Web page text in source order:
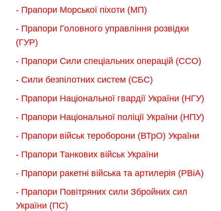
товару
- Прапори Морської піхоти (МП)
- Прапори Головного управління розвідки
(ГУР)
- Прапори Сили спеціальних операцій (ССО)
- Сили безпілотних систем (СБС)
- Прапори Національної гвардії України (НГУ)
- Прапори Національної поліції України (НПУ)
- Прапори військ тероборони (ВТрО) України
- Прапори Танкових військ України
- Прапори ракетні війська та артилерія (РВіА)
- Прапори Повітряних сили Збройних сил
України (ПС)